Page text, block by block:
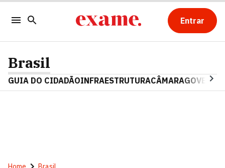
Entrar
Brasil
GUIA DO CIDADÃOINFRAESTRUTURACÂMARAGOVERNO